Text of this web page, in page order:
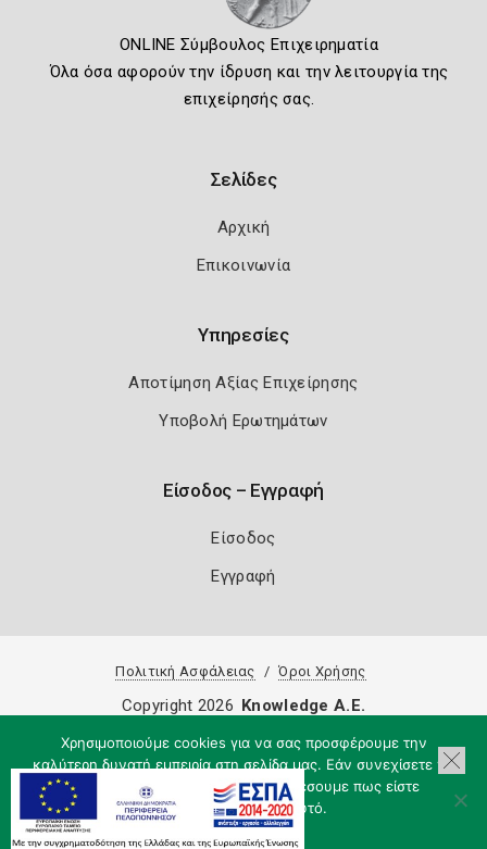
ONLINE Σύμβουλος Επιχειρηματία
Όλα όσα αφορούν την ίδρυση και την λειτουργία της
επιχείρησής σας.
Σελίδες
Αρχική
Επικοινωνία
Υπηρεσίες
Αποτίμηση Αξίας Επιχείρησης
Υποβολή Ερωτημάτων
Είσοδος – Εγγραφή
Είσοδος
Εγγραφή
Πολιτική Ασφάλειας Όροι Χρήσης
Χρησιμοποιούμε cookies για να σας προσφέρουμε την
καλύτερη δυνατή εμπειρία στη σελίδα μας. Εάν συνεχίσετε να
χρησιμοποιείτε τη σελίδα, θα υποθέσουμε πως είστε
ικανοποιημένοι με αυτό.
Copyright 2026 Knowledge A.E.